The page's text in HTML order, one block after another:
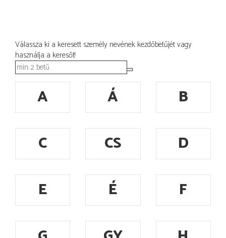
Válassza ki a keresett személy nevének kezdőbetűjét vagy
használja a keresőt!
A Á
B
C
CS
D
E
É
F